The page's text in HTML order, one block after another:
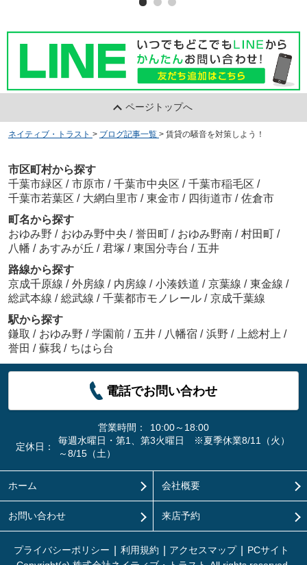
ページトップへ
ネイティブ・トラスト > ブログ記事一覧 > 賃貸の騒音を対策しよう！
市区町村から探す
千葉市緑区 / 市原市 / 千葉市中央区 / 千葉市稲毛区 /
千葉市若葉区 / 大網白里市 / 東金市 / 四街道市 / 佐倉市
町名から探す
おゆみ野 / おゆみ野中央 / 誉田町 / おゆみ野南 / 村田町 /
八幡 / あすみが丘 / 君塚 / 東国分寺台 / 五井
路線から探す
京成千原線 / 外房線 / 内房線 / 小湊鉄道 / 京葉線 / 東金線 /
総武本線 / 総武線 / 千葉都市モノレール / 京成千葉線
駅から探す
鎌取 / おゆみ野 / 学園前 / 五井 / 八幡宿 / 浜野 / 上総村上 /
誉田 / 蘇我 / ちはら台
電話でお問い合わせ
営業時間：
10:00～18:00
定休日：
毎週水曜日・第1、第3火曜日 ※夏季休業8/11（火）
～8/15（土）
ホーム 会社概要
お問い合わせ 来店予約
プライバシーポリシー 利用規約 アクセスマップ
PCサイト